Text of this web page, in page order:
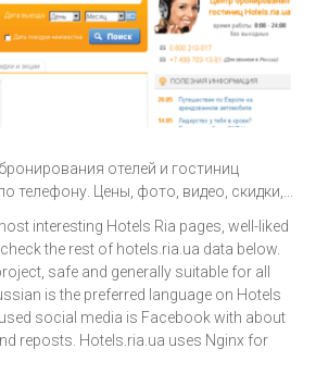
отелей и гостиниц
телефону. Цены, фото, видео, скидки,...
interesting Hotels Ria pages, well-liked
the rest of hotels.ria.ua data below.
safe and generally suitable for all
is the preferred language on Hotels
social media is Facebook with about
reposts. Hotels.ria.ua uses Nginx for